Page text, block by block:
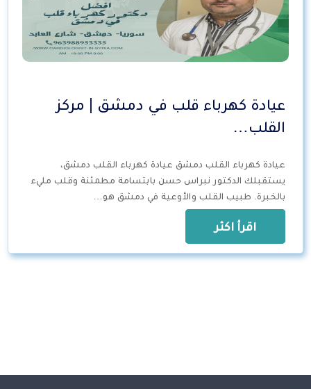
عيادة كهرباء قلب في دمشق | مركز
القلب…
عيادة كهرباء القلب دمشق عيادة كهرباء القلب دمشق،
يستقبلك الدكتور نبراس حسن بابتسامة مطمئنة وقلب مليء
بالخبرة. طبيب القلب والأوعية في دمشق هو…
اقرأ اكثر